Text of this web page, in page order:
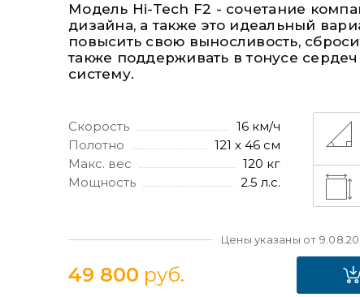
Модель Hi-Tech F2 - сочетание
дизайна, а также это идеальный
повысить свою выносливость,
также поддерживать в тонусе
систему.
Скорость
16 км/ч
Полотно
121 x 46 см
Макс. вес
120 кг
Мощность
2.5 л.с.
Цены указаны от
49 800 руб.